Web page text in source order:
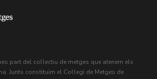
part del col·lectiu de metges que atenem els
Junts constituïm el Col·legi de Metges de